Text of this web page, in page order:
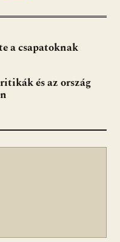
t za
m
g
a csapatoknak
és az ország